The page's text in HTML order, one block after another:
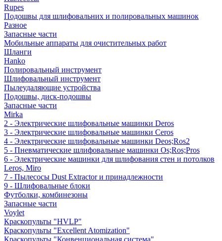
Rupes
Подошвы для шлифовальних и полировальных машинок
Разное
Запасные части
Мобильные аппараты для очистительных работ
Шланги
Hanko
Полировальный инструмент
Шлифовальный инструмент
Пылеудаляющие устройства
Подошвы, диск-подошвы
Запасные части
Mirka
2 - Электрические шлифовальные машинки Deros
3 - Электрические шлифовальные машинки Ceros
4 - Электрические шлифовальные машинки Deos;Ros2
5 - Пневматические шлифовальные машинки Os;Ros;Pros
6 - Электрические машинки для шлифования стен и потолков
Leros, Miro
7 - Пылесосы Dust Extractor и принадлежности
9 - Шлифовальные блоки
Футболки, комбинезоны
Запасные части
Voylet
Краскопульты "HVLP"
Краскопульты "Excellent Atomization"
Краскопульты "Конвенциональная система"